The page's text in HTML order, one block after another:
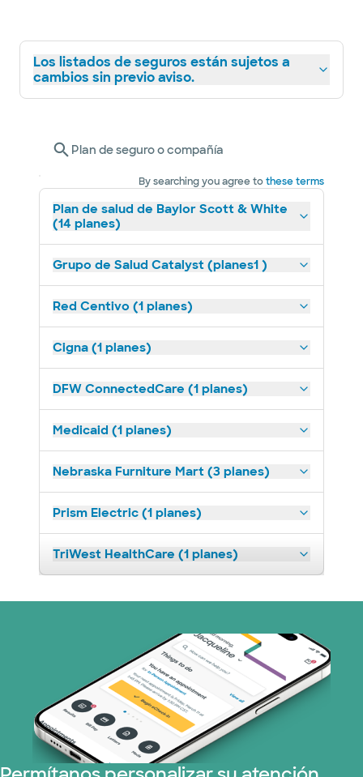
Los listados de seguros están sujetos a
cambios sin previo aviso.
Plan de seguro o compañía
By searching you agree tothese terms
Plan de salud de Baylor Scott & White
(14 planes)
Grupo de Salud Catalyst (planes1 )
Red Centivo (1 planes)
Cigna (1 planes)
DFW ConnectedCare (1 planes)
Medicaid (1 planes)
Nebraska Furniture Mart (3 planes)
Prism Electric (1 planes)
TriWest HealthCare (1 planes)